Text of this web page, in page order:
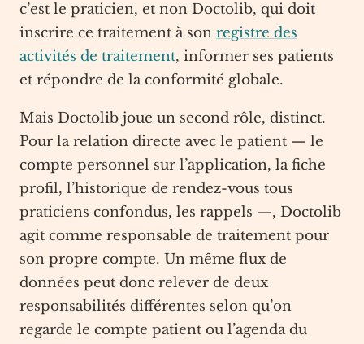
c’est le praticien, et non Doctolib, qui doit
inscrire ce traitement à son registre des
activités de traitement, informer ses patients
et répondre de la conformité globale.
Mais Doctolib joue un second rôle, distinct.
Pour la relation directe avec le patient — le
compte personnel sur l’application, la fiche
profil, l’historique de rendez-vous tous
praticiens confondus, les rappels —, Doctolib
agit comme responsable de traitement pour
son propre compte. Un même flux de
données peut donc relever de deux
responsabilités différentes selon qu’on
regarde le compte patient ou l’agenda du